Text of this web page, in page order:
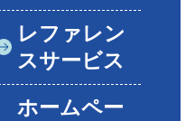
レファレン
スサービス
ホームペー